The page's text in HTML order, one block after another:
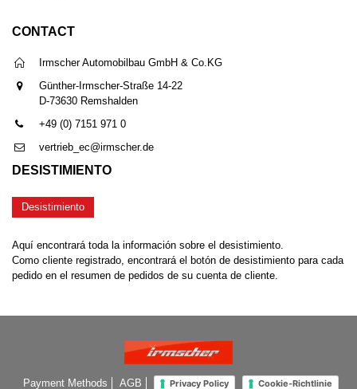
CONTACT
Irmscher Automobilbau GmbH & Co.KG
Günther-Irmscher-Straße 14-22
D-73630 Remshalden
+49 (0) 7151 971 0
vertrieb_ec@irmscher.de
DESISTIMIENTO
Desistimiento
Aquí encontrará toda la información sobre el desistimiento.
Como cliente registrado, encontrará el botón de desistimiento para cada
pedido en el resumen de pedidos de su cuenta de cliente.
Payment Methods AGB Privacy Policy Cookie-Richtlinie